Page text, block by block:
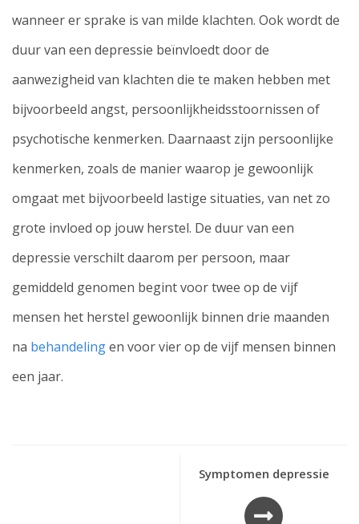
wanneer er sprake is van milde klachten. Ook wordt de
duur van een depressie beïnvloedt door de
aanwezigheid van klachten die te maken hebben met
bijvoorbeeld angst, persoonlijkheidsstoornissen of
psychotische kenmerken. Daarnaast zijn persoonlijke
kenmerken, zoals de manier waarop je gewoonlijk
omgaat met bijvoorbeeld lastige situaties, van net zo
grote invloed op jouw herstel. De duur van een
depressie verschilt daarom per persoon, maar
gemiddeld genomen begint voor twee op de vijf
mensen het herstel gewoonlijk binnen drie maanden
na behandelingen voor vier op de vijf mensen binnen
een jaar.
Symptomen depressie